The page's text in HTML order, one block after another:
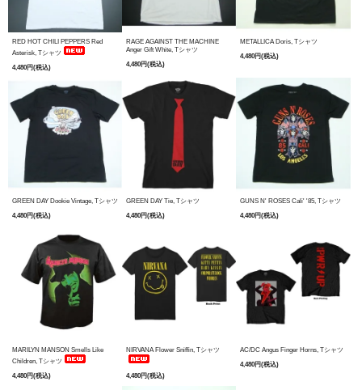
RED HOT CHILI PEPPERS Red
Asterisk, Tシャツ
4,480円(税込)
RAGE AGAINST THE MACHINE
Anger Gift White, Tシャツ
4,480円(税込)
METALLICA Doris, Tシャツ
4,480円(税込)
GREEN DAY Dookie Vintage, Tシャツ
4,480円(税込)
GREEN DAY Tie, Tシャツ
4,480円(税込)
GUNS N' ROSES Cali' '85, Tシャツ
4,480円(税込)
MARILYN MANSON Smells Like
Children, Tシャツ
4,480円(税込)
NIRVANA Flower Sniffin, Tシャツ
4,480円(税込)
AC/DC Angus Finger Horns, Tシャツ
4,480円(税込)